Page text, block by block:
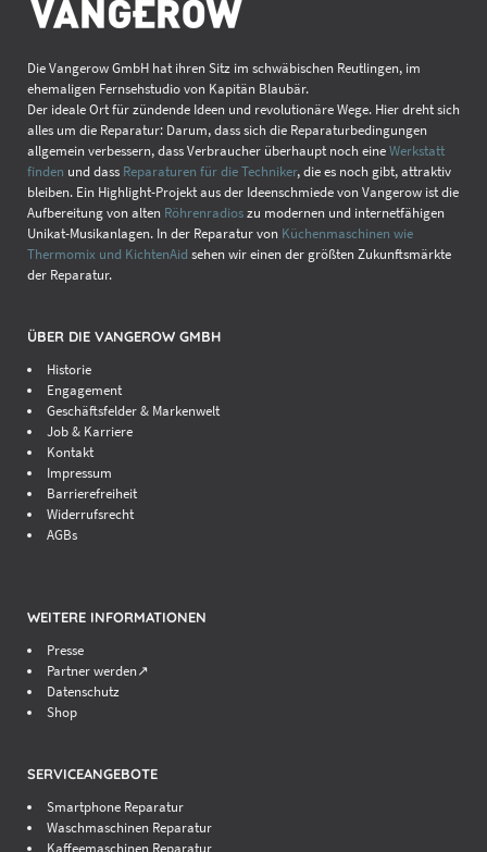
Die Vangerow GmbH hat ihren Sitz im schwäbischen Reutlingen, im
ehemaligen Fernsehstudio von Kapitän Blaubär.
Der ideale Ort für zündende Ideen und revolutionäre Wege. Hier dreht sich
alles um die Reparatur: Darum, dass sich die Reparaturbedingungen
allgemein verbessern, dass Verbraucher überhaupt noch eineWerkstatt
finden und dass Reparaturen für die Techniker, die es noch gibt, attraktiv
bleiben. Ein Highlight-Projekt aus der Ideenschmiede von Vangerow ist die
Aufbereitung von alten Röhrenradioszu modernen und internetfähigen
Unikat-Musikanlagen. In der Reparatur von Küchenmaschinen wie
Thermomix und KichtenAid sehen wir einen der größten Zukunftsmärkte
der Reparatur.
ÜBER DIE VANGEROW GMBH
Historie
Engagement
Geschäftsfelder & Markenwelt
Job & Karriere
Kontakt
Impressum
Barrierefreiheit
Widerrufsrecht
AGBs
WEITERE INFORMATIONEN
Presse
Partner werden↗
Datenschutz
Shop
SERVICEANGEBOTE
Smartphone Reparatur
Waschmaschinen Reparatur
Kaffeemaschinen Reparatur